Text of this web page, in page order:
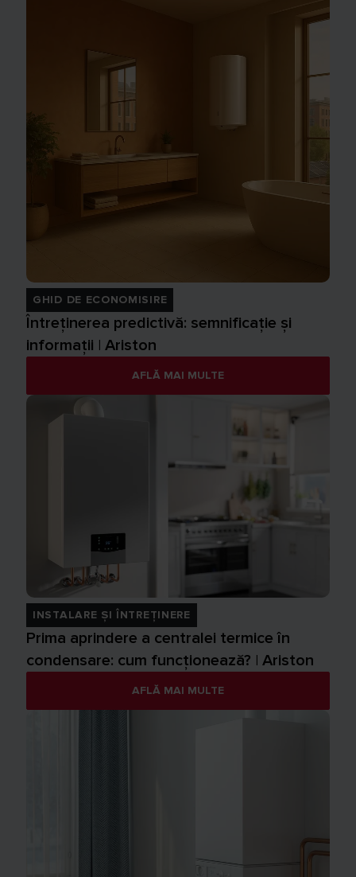
GHID DE ECONOMISIRE
Întreținerea predictivă: semnificație și
informații | Ariston
AFLĂ MAI MULTE
INSTALARE ȘI ÎNTREȚINERE
Prima aprindere a centralei termice în
condensare: cum funcționează? | Ariston
AFLĂ MAI MULTE